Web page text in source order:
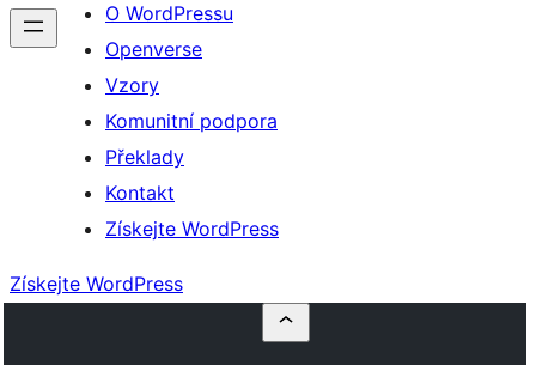
O WordPressu
Openverse
Vzory
Komunitní podpora
Překlady
Kontakt
Získejte WordPress
Získejte WordPress